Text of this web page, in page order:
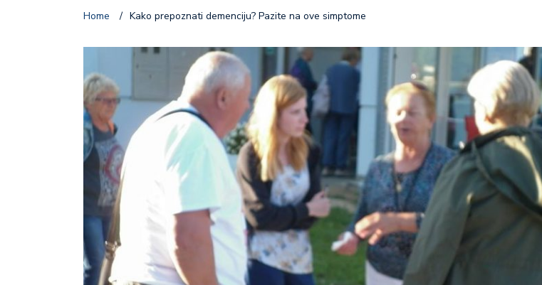
Home / Kako prepoznati demenciju? Pazite na ove simptome